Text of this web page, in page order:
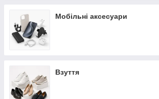
Мобільні аксесуари
Взуття